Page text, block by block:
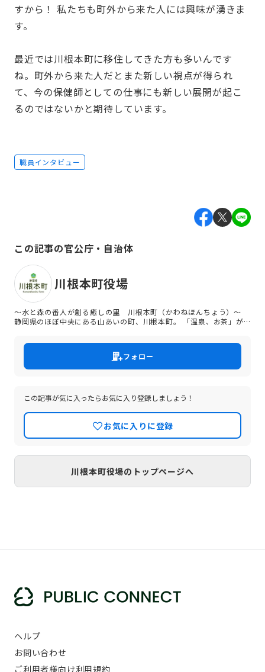
すから！ 私たちも町外から来た人には興味が湧きま
す。
最近では川根本町に移住してきた方も多いんです
ね。町外から来た人だとまた新しい視点が得られ
て、今の保健師としての仕事にも新しい展開が起こ
るのではないかと期待しています。
職員インタビュー
この記事の官公庁・自治体
川根本町役場
～水と森の番人が創る癒しの里 川根本町（かわねほんちょう）～
静岡県のほぼ中央にある山あいの町、川根本町。 「温泉、お茶」が
として、一緒に働いていただける職員を募集します。
フォロー
この記事が気に入ったらお気に入り登録しましょう！
お気に入りに登録
川根本町役場のトップページへ
ヘルプ
お問い合わせ
ご利用者様向け利用規約